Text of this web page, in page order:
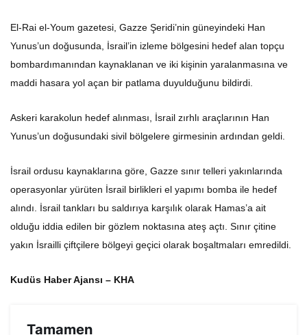
El-Rai el-Youm gazetesi, Gazze Şeridi’nin güneyindeki Han
Yunus’un doğusunda, İsrail’in izleme bölgesini hedef alan topçu
bombardımanından kaynaklanan ve iki kişinin yaralanmasına ve
maddi hasara yol açan bir patlama duyulduğunu bildirdi.
Askeri karakolun hedef alınması, İsrail zırhlı araçlarının Han
Yunus’un doğusundaki sivil bölgelere girmesinin ardından geldi.
İsrail ordusu kaynaklarına göre, Gazze sınır telleri yakınlarında
operasyonlar yürüten İsrail birlikleri el yapımı bomba ile hedef
alındı. İsrail tankları bu saldırıya karşılık olarak Hamas’a ait
olduğu iddia edilen bir gözlem noktasına ateş açtı. Sınır çitine
yakın İsrailli çiftçilere bölgeyi geçici olarak boşaltmaları emredildi.
Kudüs Haber Ajansı – KHA
Tamamen